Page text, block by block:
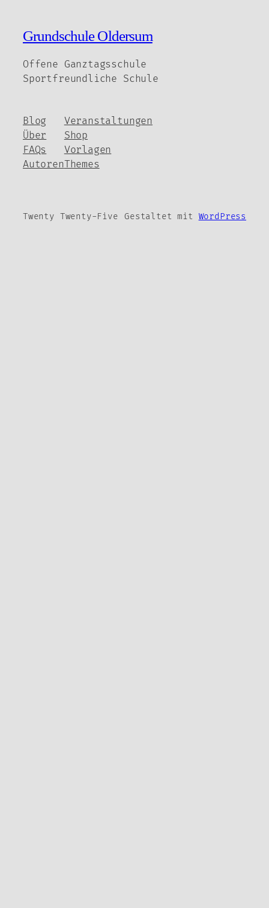
Grundschule Oldersum
Offene Ganztagsschule
Sportfreundliche Schule
Blog
Über
FAQs
Autoren
Veranstaltungen
Shop
Vorlagen
Themes
Twenty Twenty-Five Gestaltet mit WordPress